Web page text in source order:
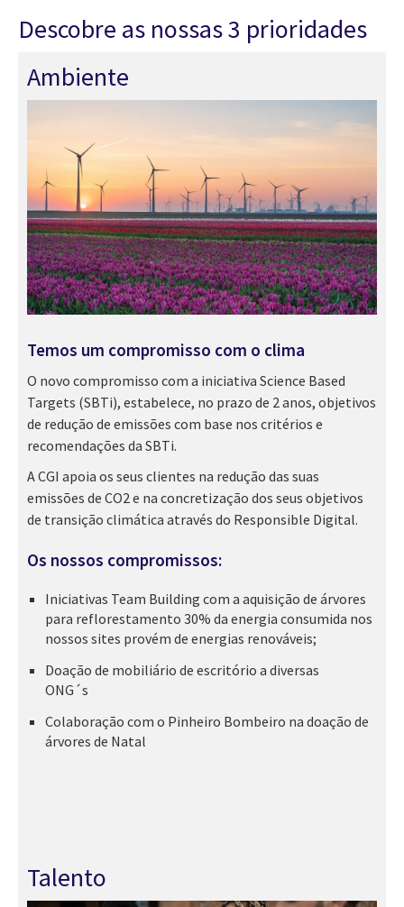
Descobre as nossas 3 prioridades
Ambiente
Temos um compromisso com o clima
O novo compromisso com a iniciativa Science Based
Targets (SBTi), estabelece, no prazo de 2 anos, objetivos
de redução de emissões com base nos critérios e
recomendações da SBTi.
A CGI apoia os seus clientes na redução das suas
emissões de CO2 e na concretização dos seus objetivos
de transição climática através do Responsible Digital.
Os nossos compromissos:
Iniciativas Team Building com a aquisição de árvores
para reflorestamento 30% da energia consumida nos
nossos sites provém de energias renováveis;
Doação de mobiliário de escritório a diversas
ONG´s
Colaboração com o Pinheiro Bombeiro na doação de
árvores de Natal
Talento